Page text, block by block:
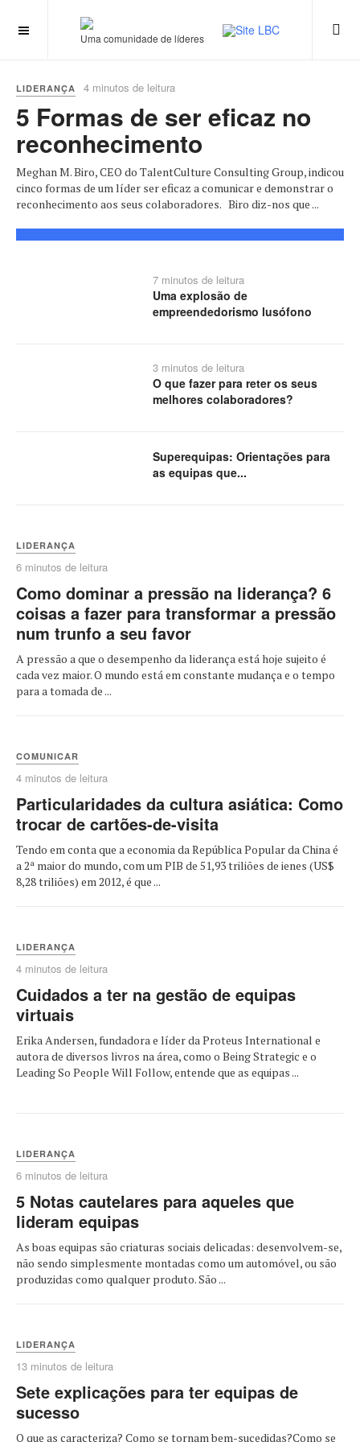
Uma comunidade de líderes
LIDERANÇA 4 minutos de leitura
5 Formas de ser eficaz no
reconhecimento
Meghan M. Biro, CEO do TalentCulture Consulting Group, indicou
cinco formas de um líder ser eficaz a comunicar e demonstrar o
reconhecimento aos seus colaboradores. Biro diz-nos que ...
7 minutos de leitura
Uma explosão de
empreendedorismo lusófono
3 minutos de leitura
O que fazer para reter os seus
melhores colaboradores?
Superequipas: Orientações para
as equipas que...
LIDERANÇA
6 minutos de leitura
Como dominar a pressão na liderança? 6
coisas a fazer para transformar a pressão
num trunfo a seu favor
A pressão a que o desempenho da liderança está hoje sujeito é
cada vez maior. O mundo está em constante mudança e o tempo
para a tomada de ...
COMUNICAR
4 minutos de leitura
Particularidades da cultura asiática: Como
trocar de cartões-de-visita
Tendo em conta que a economia da República Popular da China é
a 2ª maior do mundo, com um PIB de 51,93 triliões de ienes (US$
8,28 triliões) em 2012, é que ...
LIDERANÇA
4 minutos de leitura
Cuidados a ter na gestão de equipas
virtuais
Erika Andersen, fundadora e líder da Proteus International e
autora de diversos livros na área, como o Being Strategic e o
Leading So People Will Follow, entende que as equipas ...
LIDERANÇA
6 minutos de leitura
5 Notas cautelares para aqueles que
lideram equipas
As boas equipas são criaturas sociais delicadas: desenvolvem-se,
não sendo simplesmente montadas como um automóvel, ou são
produzidas como qualquer produto. São ...
LIDERANÇA
13 minutos de leitura
Sete explicações para ter equipas de
sucesso
O que as caracteriza? Como se tornam bem-sucedidas?Como se